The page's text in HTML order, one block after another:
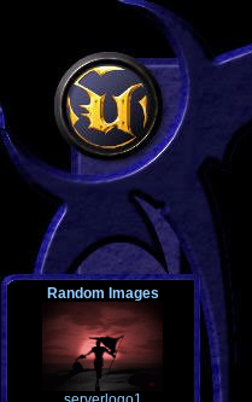
Random Images